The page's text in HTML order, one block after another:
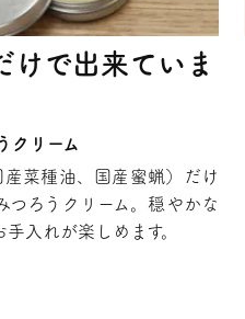
けで出来ていま
クリーム
菜種油、国産蜜蝋）だけ
つろうクリーム。穏やかな
入れが楽しめます。